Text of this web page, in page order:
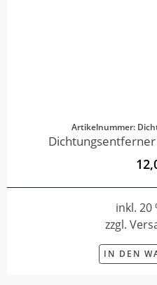
Artikelnummer:
inkl. 20
zzgl.
IN DEN